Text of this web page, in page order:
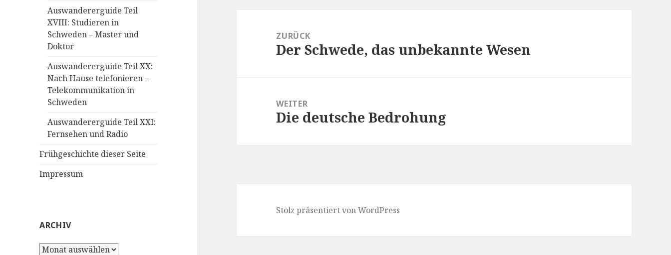
Auswandererguide Teil
XVIII: Studieren in
Schweden – Master und
Doktor
Auswandererguide Teil XX:
Nach Hause telefonieren –
Telekommunikation in
Schweden
Auswandererguide Teil XXI:
Fernsehen und Radio
Frühgeschichte dieser Seite
Impressum
ARCHIV
Archiv
ZURÜCK
Vorheriger
Der Schwede, das unbekannte Wesen
WEITER
Nächster
Die deutsche Bedrohung
Stolz präsentiert von WordPress